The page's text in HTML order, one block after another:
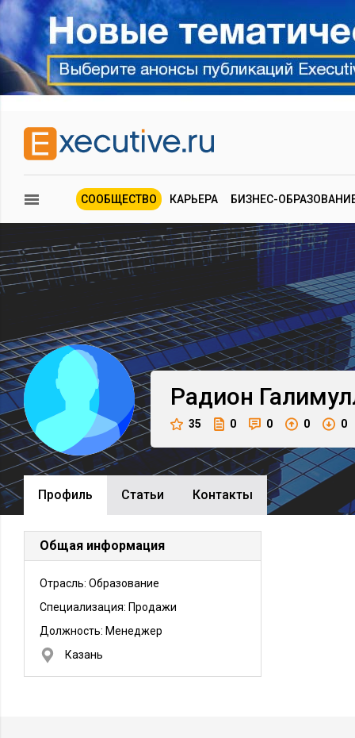
СООБЩЕСТВО КАРЬЕРА БИЗНЕС-
Радион
35 0 0 0 0
Профиль Cтатьи Контакты
Общая информация
Отрасль: Образование
Специализация: Продажи
Должность: Менеджер
Казань